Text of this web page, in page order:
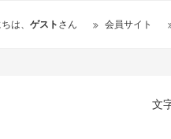
は、 ゲストさん 会員サイト
文